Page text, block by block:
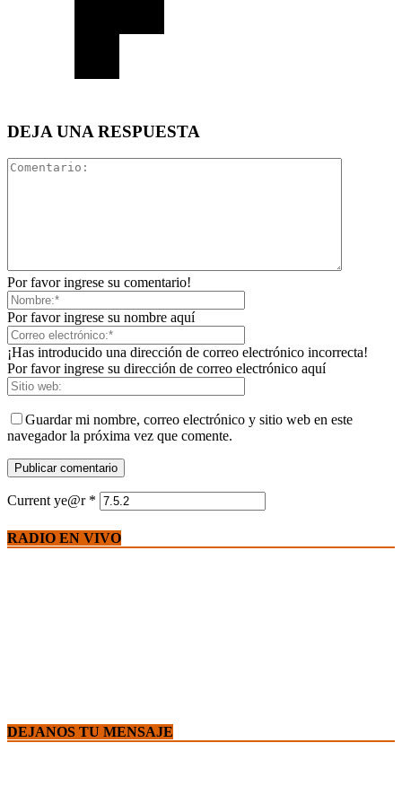
DEJA UNA RESPUESTA
Por favor ingrese su comentario!
Por favor ingrese su nombre aquí
¡Has introducido una dirección de correo electrónico incorrecta!
Por favor ingrese su dirección de correo electrónico aquí
Guardar mi nombre, correo electrónico y sitio web en este
navegador la próxima vez que comente.
Current ye@r *
RADIO EN VIVO
DEJANOS TU MENSAJE